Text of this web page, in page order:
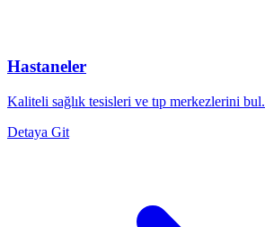
Hastaneler
Kaliteli sağlık tesisleri ve tıp merkezlerini bul.
Detaya Git